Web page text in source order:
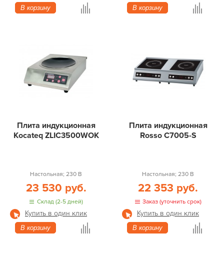
В корзину В корзину
Плита индукционная
Kocateq ZLIC3500WOK
Настольная; 230 В
23 530 руб.
Склад (2-5 дней)
Купить в один клик
В корзину
Плита индукционная
Rosso C7005-S
Настольная; 230 В
22 353 руб.
Заказ (уточнить срок)
Купить в один клик
В корзину